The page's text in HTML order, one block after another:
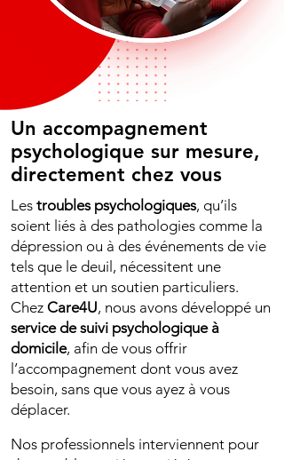
Un accompagnement
psychologique sur mesure,
directement chez vous
Les troubles psychologiques, qu’ils
soient liés à des pathologies comme la
dépression ou à des événements de vie
tels que le deuil, nécessitent une
attention et un soutien particuliers.
Chez Care4U, nous avons développé un
service de suivi psychologique à
domicile, afin de vous offrir
l’accompagnement dont vous avez
besoin, sans que vous ayez à vous
déplacer.
Nos professionnels interviennent pour